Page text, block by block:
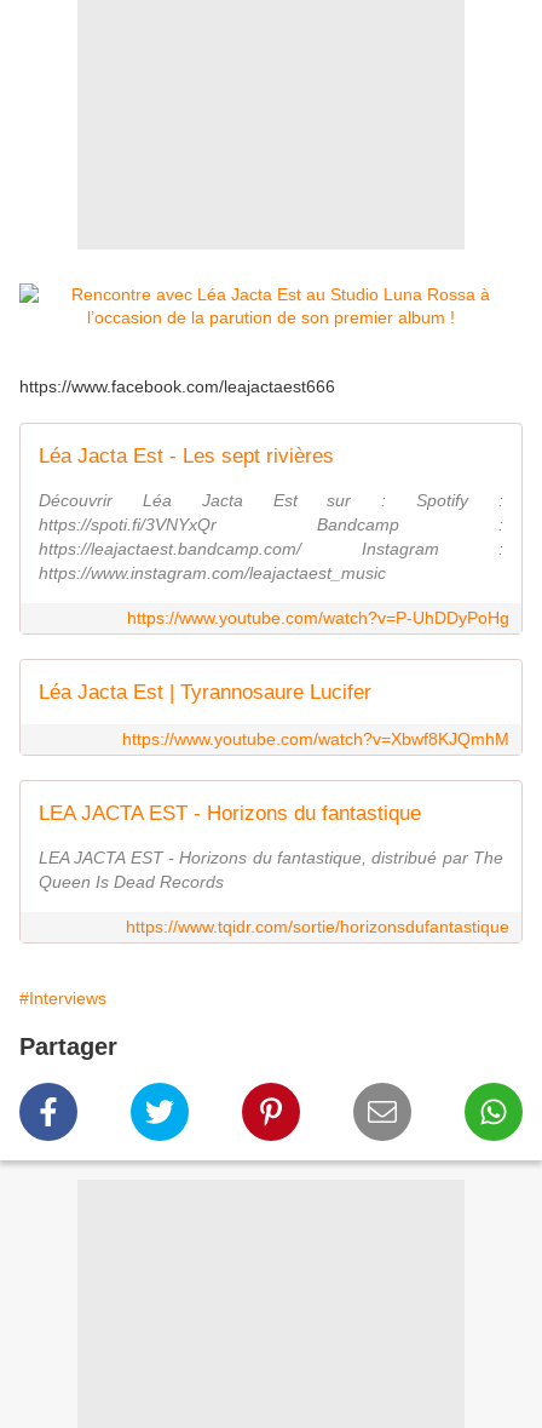
https://www.facebook.com/leajactaest666
Léa Jacta Est - Les sept rivières
Découvrir Léa Jacta Est sur : Spotify :
https://spoti.fi/3VNYxQr Bandcamp :
https://leajactaest.bandcamp.com/ Instagram :
https://www.instagram.com/leajactaest_music
https://www.youtube.com/watch?v=P-UhDDyPoHg
Léa Jacta Est | Tyrannosaure Lucifer
https://www.youtube.com/watch?v=Xbwf8KJQmhM
LEA JACTA EST - Horizons du fantastique
LEA JACTA EST - Horizons du fantastique, distribué par The
Queen Is Dead Records
https://www.tqidr.com/sortie/horizonsdufantastique
#Interviews
Partager